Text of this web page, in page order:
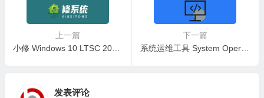
上一篇
小修 Windows 10 LTSC 2021 19044.3208 极限精简版
下一篇
系统运维工具 System Operations Tool v4.5.8.206 中文绿色单文件版
发表评论